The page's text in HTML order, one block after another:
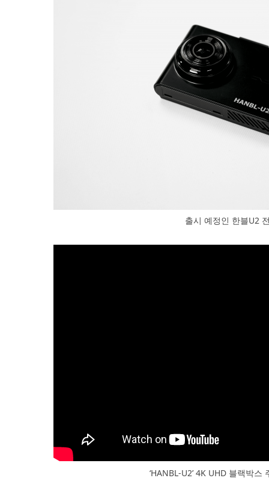
출시 예정인 한블U2
‘HANBL-U2’ 4K UHD 블랙박스